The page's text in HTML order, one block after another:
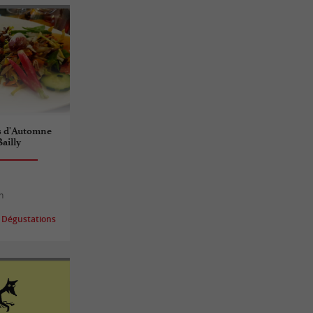
d'Automne